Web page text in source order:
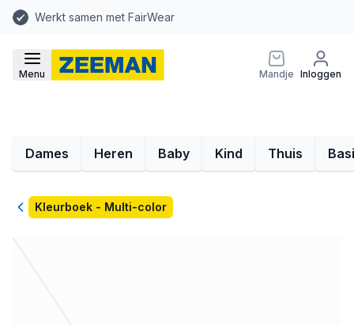
Werkt samen met FairWear
Menu Mandje Inloggen
Dames Heren Baby Kind Thuis
TerugKleurboek - Multi-color